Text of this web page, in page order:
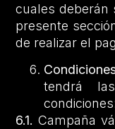
cuales deberán
presente
de realizar el
tendrá
6.1. Campaña